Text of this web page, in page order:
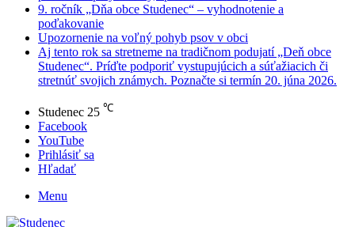
9. ročník „Dňa obce Studenec“ – vyhodnotenie a
poďakovanie
Upozornenie na voľný pohyb psov v obci
Aj tento rok sa stretneme na tradičnom podujatí „Deň obce
Studenec“. Príďte podporiť vystupujúcich a súťažiacich či
stretnúť svojich známych. Poznačte si termín 20. júna 2026.
Studenec 25 ℃
Facebook
YouTube
Prihlásiť sa
Hľadať
Menu